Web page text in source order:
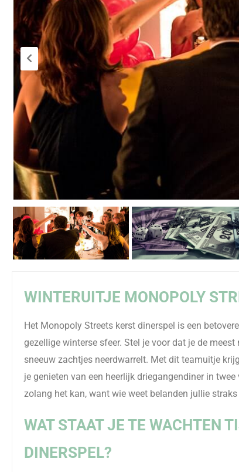
WINTERUITJE MONOPOLY
Het Monopoly Streets kerst dinerspel is een
gezellige winterse sfeer. Stel je voor dat je de
sneeuw zachtjes neerdwarrelt. Met dit teamuitje
je genieten van een heerlijk driegangendiner in
zolang het kan, want wie weet belanden jullie
WAT STAAT JE TE WACHTEN
DINERSPEL?